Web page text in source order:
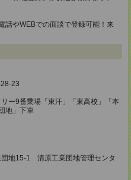
話やWEBでの面談で登録可能！来
23
ー9番乗場「東汗」「東高校」「本
地」下車
地15-1 清原工業団地管理センタ